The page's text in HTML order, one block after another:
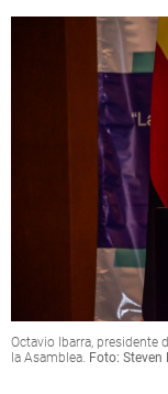
Octavio Ibarra, presidente
la Asamblea. Foto: Steven